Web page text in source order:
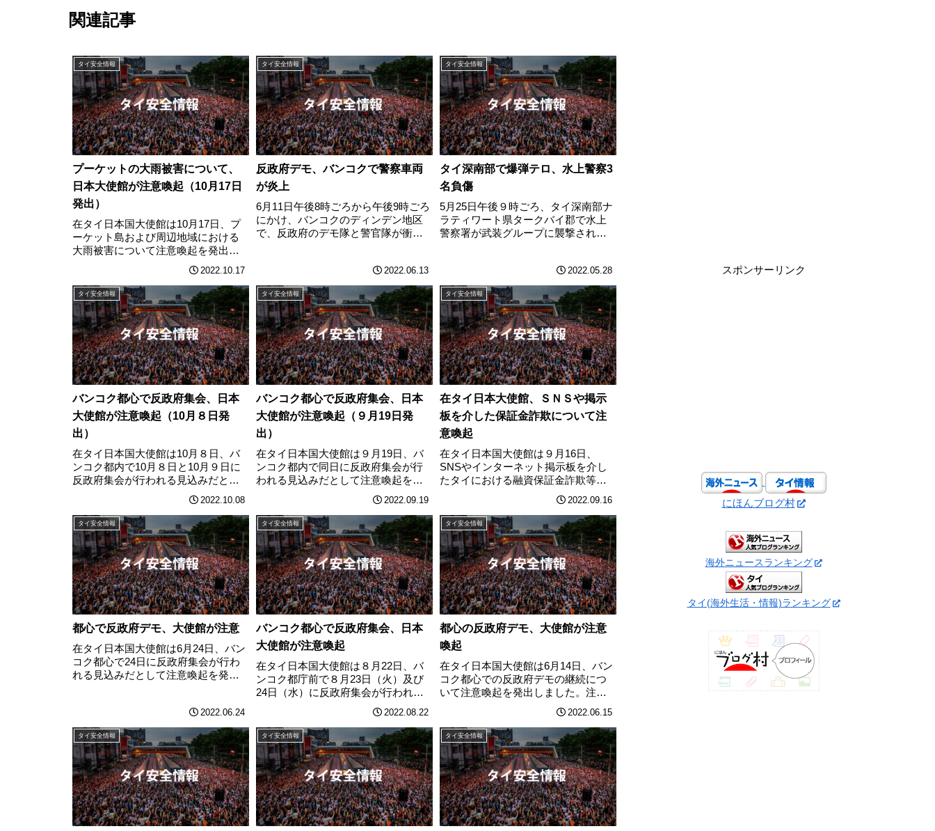
関連記事
タイ安全情報
プーケットの大雨被害について、
日本大使館が注意喚起（10月17日
発出）
在タイ日本国大使館は10月17日、プ
ーケット島および周辺地域における
大雨被害について注意喚起を発出し
ました。注意喚起の内容は以下の通
りです。タイ南部の有名リゾート地
であるプーケット島やその周辺部に
おいて、昨１６日に大雨のため洪水
や地すべりな………
2022.10.17
タイ安全情報
反政府デモ、バンコクで警察車両
が炎上
6月11日午後8時ごろから午後9時ごろ
にかけ、バンコクのディンデン地区
で、反政府のデモ隊と警官隊が衝
車両1台が炎上、警察官2人が負傷し
た。この日は、プラユット首相の辞
任などを求………
2022.06.13
タイ安全情報
タイ深南部で爆弾テロ、水上警察3
名負傷
5月25日午後９時ごろ、タイ深南部ナ
ラティワート県タークバイ郡で水上
警察署が武装グループに襲撃され、
を使い警察署を20分にわたり襲撃。
電柱を倒し道路をふさぎ、鉄ビシを
まいて周………
2022.05.28
タイ安全情報
バンコク都心で反政府集会、日本
大使館が注意喚起（10月８日発
出）
在タイ日本国大使館は10月８日、バ
ンコク都内で10月８日と10月９日に
反政府集会が行われる見込みだとし
て注意喚起を発出しました。注意喚
起の内容は以下の通りです。・イン
ターネット上の情報によれば、本日
１０月８日（土）、明日９日
（日）、以下の場………
2022.10.08
タイ安全情報
バンコク都心で反政府集会、日本
大使館が注意喚起（９月19日発
出）
在タイ日本国大使館は９月19日、バ
ンコク都内で同日に反政府集会が行
われる見込みだとして注意喚起を発
出しました。注意喚起の内容は以下
の通りです。・インターネット上の
情報によれば、本日９月19日（月）
に、以下の場所において、反政府グ
ループ等によ………
2022.09.19
タイ安全情報
在タイ日本大使館、ＳＮＳや掲示
板を介した保証金詐欺について注
意喚起
在タイ日本国大使館は９月16日、
SNSやインターネット掲示板を介し
たタイにおける融資保証金詐欺等の
事案について注意喚起を発出した。
注意喚起の内容は以下の通り。最
近、タイにおいて、以下のようなＳ
ＮＳやインターネット掲示板を介し
た融資保証金詐欺………
2022.09.16
タイ安全情報
都心で反政府デモ、大使館が注意
在タイ日本国大使館は6月24日、バン
コク都心で24日に反政府集会が行わ
れる見込みだとして注意喚起を発出
報によれば、本日６月２４日（金）
に、以下の場所において、反政府グ
ループ等に………
2022.06.24
タイ安全情報
バンコク都心で反政府集会、日本
大使館が注意喚起
在タイ日本国大使館は８月22日、バ
ンコク都庁前で８月23日（火）及び
24日（水）に反政府集会が行われる
見込みだとして注意喚起を発出しま
した。注意喚起の内容は以下の通り
です。・インターネット上の情報に
よれば、８月23日（火）及び24日
（水）に………
2022.08.22
タイ安全情報
都心の反政府デモ、大使館が注意
喚起
在タイ日本国大使館は6月14日、バン
コク都心での反政府デモの継続につ
いて注意喚起を発出しました。注意
喚起の内容は以下の通りです。・先
週末以降、ディンデン交差点（Din
Daeng Section：戦勝記念塔の東側、
ウィパワディー通りとアソー………
2022.06.15
タイ安全情報 タイ安全情報 タイ安全情報
スポンサーリンク
にほんブログ村
海外ニュースランキング
タイ(海外生活・情報)ランキング